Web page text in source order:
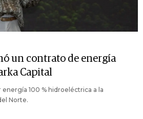
un contrato de energía
Capital
100 % hidroeléctrica a la
Norte.